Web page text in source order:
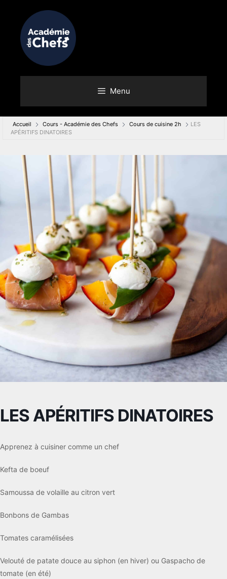
Menu
Accueil Cours - Académie des Chefs Cours de cuisine 2h
LES
APÉRITIFS DINATOIRES
LES APÉRITIFS DINATOIRES
Apprenez à cuisiner comme un chef
Kefta de boeuf
Samoussa de volaille au citron vert
Bonbons de Gambas
Tomates caramélisées
Velouté de patate douce au siphon (en hiver) ou Gaspacho de
tomate (en été)